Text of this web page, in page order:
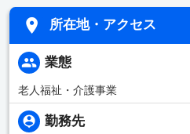
所在地・アクセス
業態
老人福祉・介護事業
勤務先